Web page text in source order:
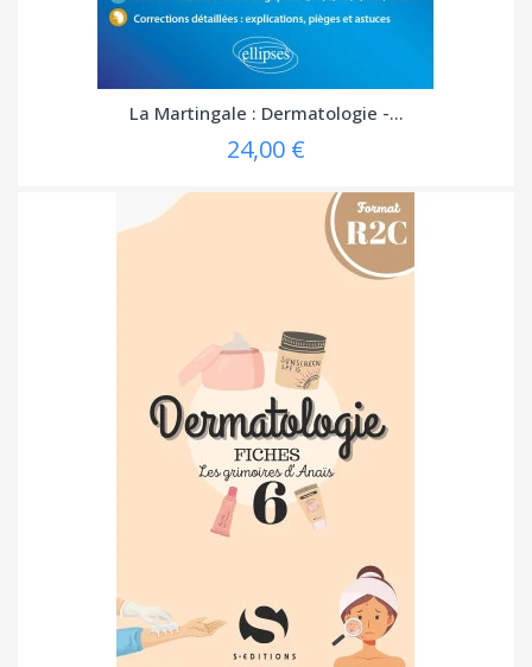
La Martingale : Dermatologie -...
24,00 €